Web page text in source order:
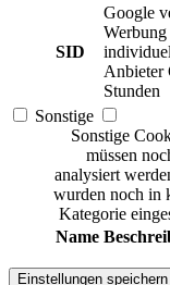
SID
Google
Anbieter
Stunden
Sonstige
Sonstige
müssen
analysiert
wurden noch in
Kategorie
Name
Einstellungen speichern